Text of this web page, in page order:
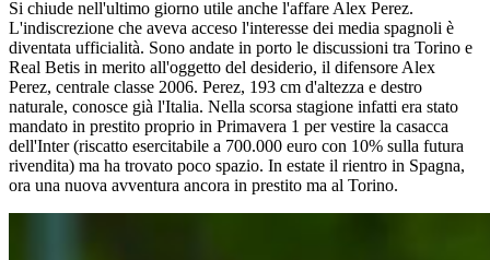
Si chiude nell'ultimo giorno utile anche l'affare Alex Perez.
L'indiscrezione che aveva acceso l'interesse dei media spagnoli è
diventata ufficialità. Sono andate in porto le discussioni tra Torino e
Real Betis in merito all'oggetto del desiderio, il difensore Alex
Perez, centrale classe 2006. Perez, 193 cm d'altezza e destro
naturale, conosce già l'Italia. Nella scorsa stagione infatti era stato
mandato in prestito proprio in Primavera 1 per vestire la casacca
dell'Inter (riscatto esercitabile a 700.000 euro con 10% sulla futura
rivendita) ma ha trovato poco spazio. In estate il rientro in Spagna,
ora una nuova avventura ancora in prestito ma al Torino.